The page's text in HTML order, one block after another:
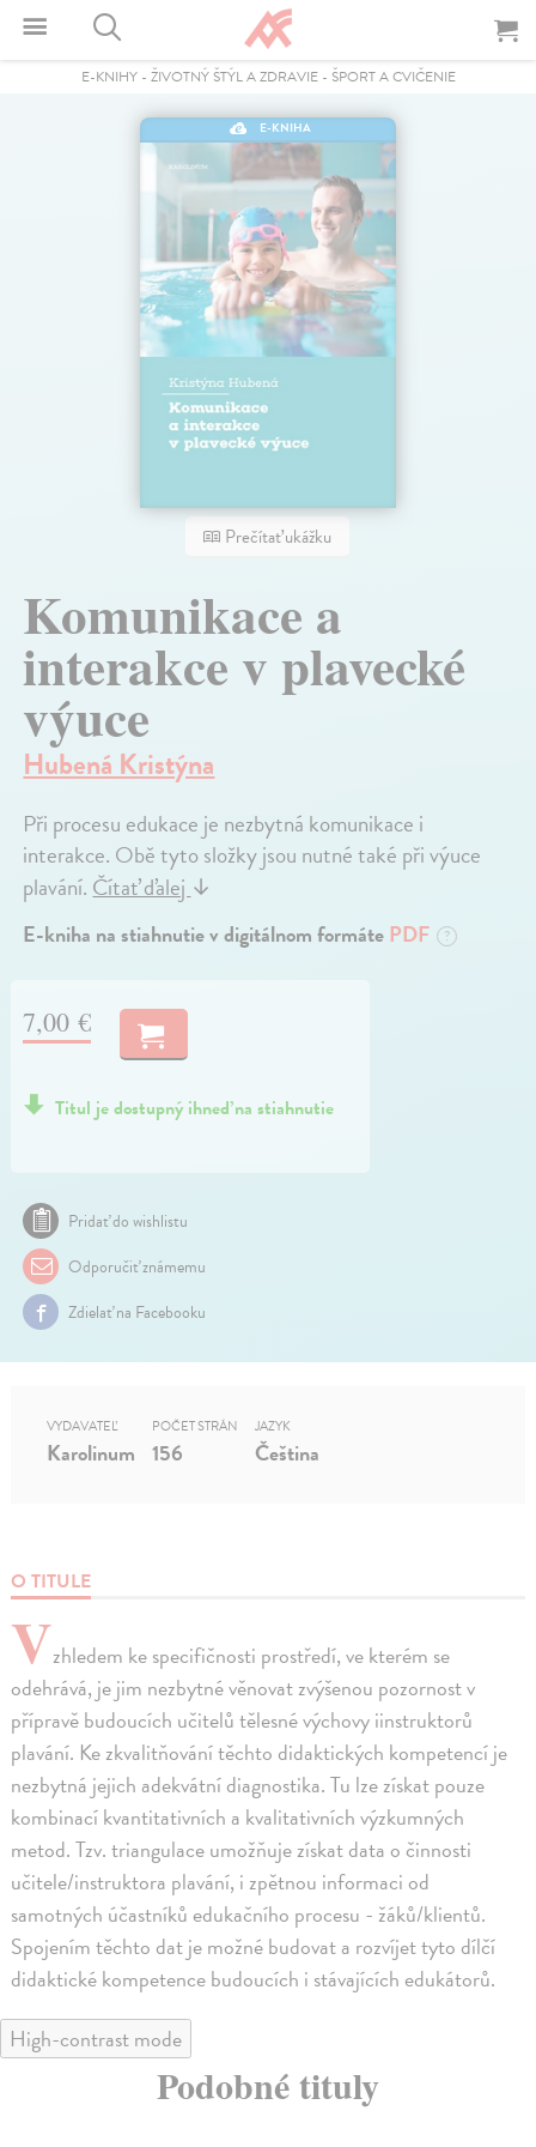
E-KNIHY- ŽIVOTNÝ ŠTÝL A ZDRAVIE- ŠPORT A CVIČENIE
E-KNIHA
Prečítať ukážku
Komunikace a
interakce v plavecké
výuce
Hubená Kristýna
Při procesu edukace je nezbytná komunikace i
interakce. Obě tyto složky jsou nutné také při výuce
plavání.Čítať ďalej↓
E-kniha na stiahnutie v digitálnom formátePDF ?
7,00 €
Titul je dostupný ihneď na stiahnutie
Pridať do wishlistu
Odporučiť známemu
Zdielať na Facebooku
O TITULE
Vzhledem ke specifičnosti prostředí, ve kterém se
odehrává, je jim nezbytné věnovat zvýšenou pozornost v
přípravě budoucích učitelů tělesné výchovy iinstruktorů
plavání. Ke zkvalitňování těchto didaktických kompetencí je
nezbytná jejich adekvátní diagnostika. Tu lze získat pouze
kombinací kvantitativních a kvalitativních výzkumných
metod. Tzv. triangulace umožňuje získat data o činnosti
učitele/instruktora plavání, i zpětnou informaci od
samotných účastníků edukačního procesu - žáků/klientů.
Spojením těchto dat je možné budovat a rozvíjet tyto dílčí
didaktické kompetence budoucích i stávajících edukátorů.
VYDAVATEĽ
Karolinum
POČET STRÁN
156
JAZYK
Čeština
High-contrast mode
Podobné tituly